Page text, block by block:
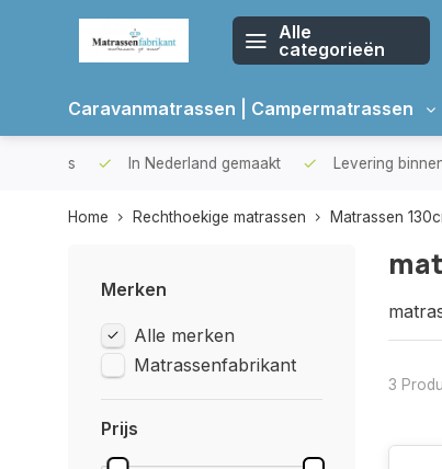
Alle
categorieën
Caravanmatrassen | Campermatrassen
In Nederland gemaakt Levering binnen 5
Home Rechthoekige matrassen Matrassen
Merken
Alle merken
Matrassenfabrikant
Prijs
3